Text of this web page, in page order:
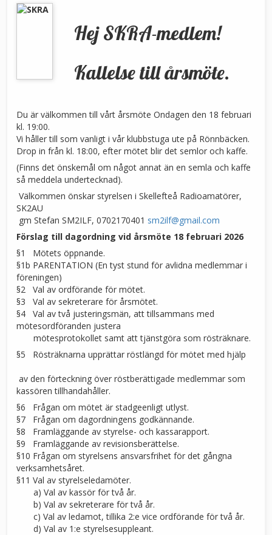
Hej SKRA-medlem!
Kallelse till årsmöte.
Du är välkommen till vårt årsmöte Ondagen den 18 februari
kl. 19:00.
Vi håller till som vanligt i vår klubbstuga ute på Rönnbäcken.
Drop in från kl. 18:00, efter mötet blir det semlor och kaffe.
(Finns det önskemål om något annat än en semla och kaffe
så meddela undertecknad).
Välkommen önskar styrelsen i Skellefteå Radioamatörer,
SK2AU
gm Stefan SM2ILF, 0702170401 sm2ilf@gmail.com
Förslag till dagordning vid årsmöte 18 februari 2026
§1 Mötets öppnande.
§1b PARENTATION (En tyst stund för avlidna medlemmar i
föreningen)
§2 Val av ordförande för mötet.
§3 Val av sekreterare för årsmötet.
§4 Val av två justeringsmän, att tillsammans med
mötesordföranden justera
mötesprotokollet samt att tjänstgöra som rösträknare.
§5 Rösträknarna upprättar röstlängd för mötet med hjälp
av den förteckning över röstberättigade medlemmar som
kassören tillhandahåller.
§6 Frågan om mötet är stadgeenligt utlyst.
§7 Frågan om dagordningens godkännande.
§8 Framläggande av styrelse- och kassarapport.
§9 Framläggande av revisionsberättelse.
§10 Frågan om styrelsens ansvarsfrihet för det gångna
verksamhetsåret.
§11 Val av styrelseledamöter.
a) Val av kassör för två år.
b) Val av sekreterare för två år.
c) Val av ledamot, tillika 2:e vice ordförande för två år.
d) Val av 1:e styrelsesuppleant.